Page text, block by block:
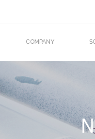
COMPANY
조직도
산업재산권